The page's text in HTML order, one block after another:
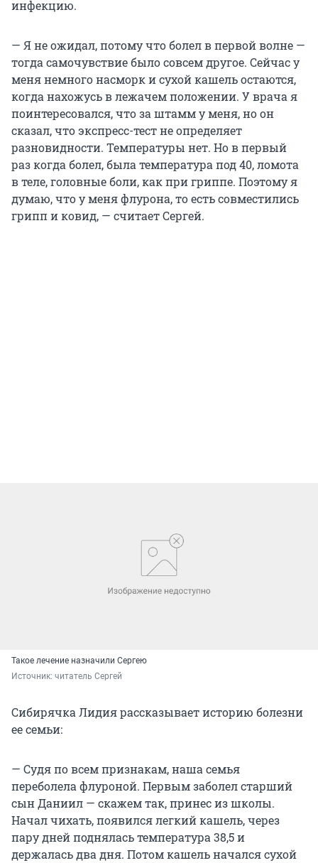
инфекцию.
— Я не ожидал, потому что болел в первой волне —
тогда самочувствие было совсем другое. Сейчас у
меня немного насморк и сухой кашель остаются,
когда нахожусь в лежачем положении. У врача я
поинтересовался, что за штамм у меня, но он
сказал, что экспресс-тест не определяет
разновидности. Температуры нет. Но в первый
раз когда болел, была температура под 40, ломота
в теле, головные боли, как при гриппе. Поэтому я
думаю, что у меня флурона, то есть совместились
грипп и ковид, — считает Сергей.
Такое лечение назначили Сергею
Источник: читатель Сергей
Сибирячка Лидия рассказывает историю болезни
ее семьи:
— Судя по всем признакам, наша семья
переболела флуроной. Первым заболел старший
сын Даниил — скажем так, принес из школы.
Начал чихать, появился легкий кашель, через
пару дней поднялась температура 38,5 и
держалась два дня. Потом кашель начался сухой